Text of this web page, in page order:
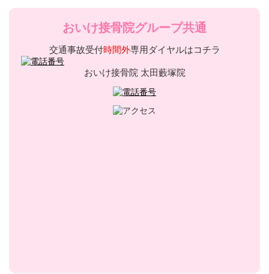
おいけ接骨院グループ共通
交通事故受付時間外専用ダイヤルはコチラ
おいけ接骨院 太田藪塚院